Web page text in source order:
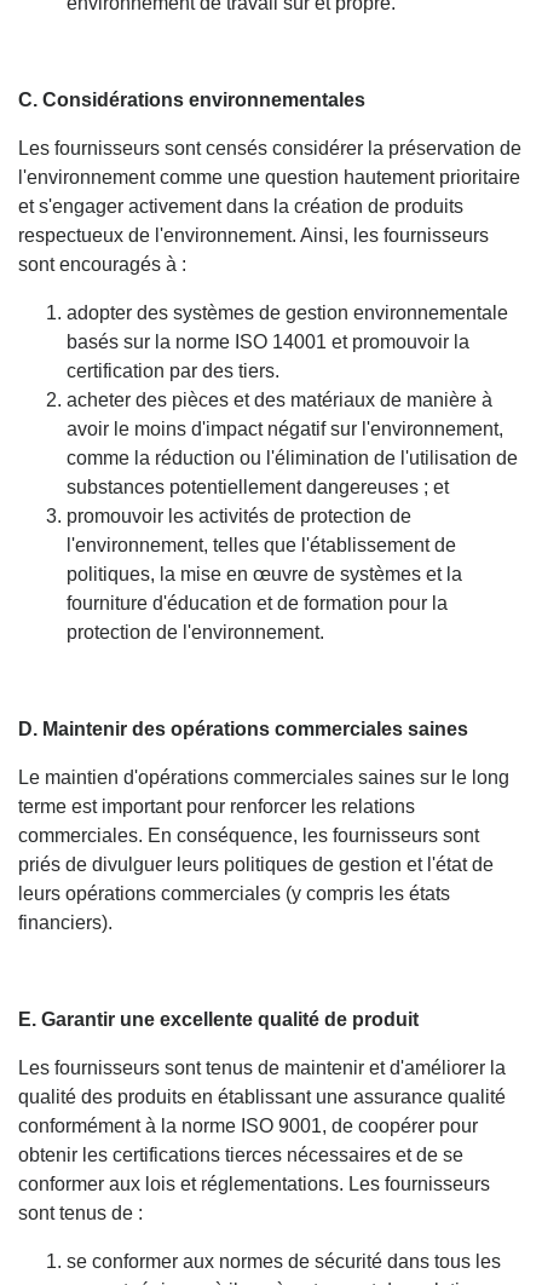
C. Considérations environnementales
Les fournisseurs sont censés considérer la préservation de
l'environnement comme une question hautement prioritaire
et s'engager activement dans la création de produits
respectueux de l'environnement. Ainsi, les fournisseurs
sont encouragés à :
adopter des systèmes de gestion environnementale
basés sur la norme ISO 14001 et promouvoir la
certification par des tiers.
acheter des pièces et des matériaux de manière à
avoir le moins d'impact négatif sur l'environnement,
comme la réduction ou l'élimination de l'utilisation de
substances potentiellement dangereuses ; et
promouvoir les activités de protection de
l'environnement, telles que l'établissement de
politiques, la mise en œuvre de systèmes et la
fourniture d'éducation et de formation pour la
protection de l'environnement.
D. Maintenir des opérations commerciales saines
Le maintien d'opérations commerciales saines sur le long
terme est important pour renforcer les relations
commerciales. En conséquence, les fournisseurs sont
priés de divulguer leurs politiques de gestion et l'état de
leurs opérations commerciales (y compris les états
financiers).
E. Garantir une excellente qualité de produit
Les fournisseurs sont tenus de maintenir et d'améliorer la
qualité des produits en établissant une assurance qualité
conformément à la norme ISO 9001, de coopérer pour
obtenir les certifications tierces nécessaires et de se
conformer aux lois et réglementations. Les fournisseurs
sont tenus de :
se conformer aux normes de sécurité dans tous les